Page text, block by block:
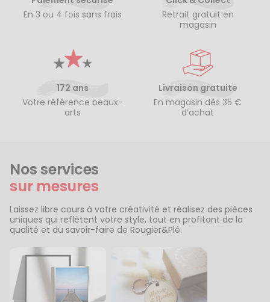
En 3 ou 4 fois sans frais
Retrait gratuit en
magasin
172 ans
Votre référence beaux-
arts
Livraison gratuite
En magasin dès 35 €
d’achat
Nos services
sur mesures
Laissez libre cours à votre créativité et réalisez des pièces
uniques qui reflètent votre style, tout en profitant de la
qualité et du savoir-faire de Rougier&Plé.